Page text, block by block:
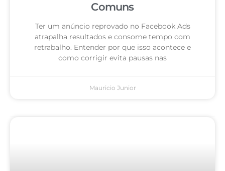
Comuns
Ter um anúncio reprovado no Facebook Ads
atrapalha resultados e consome tempo com
retrabalho. Entender por que isso acontece e
como corrigir evita pausas nas
Mauricio Junior